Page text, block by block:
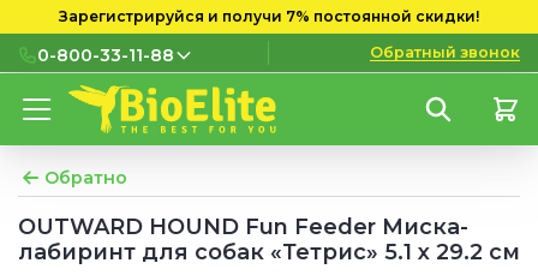
Зарегистрируйся и получи 7% постоянной скидки!
0-800-33-11-88
0-800-33-11-88
мобильных номеров
(097) 133 11 88
(095) 133 11 88
Обратный звонок
Обратно
OUTWARD HOUND Fun Feeder Миска-
лабиринт для собак «Тетрис» 5.1 х 29.2 см